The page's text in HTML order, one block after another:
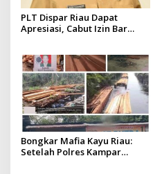
PLT Dispar Riau Dapat
Apresiasi, Cabut Izin Bar
Bongkar Mafia Kayu Riau:
Setelah Polres Kampar